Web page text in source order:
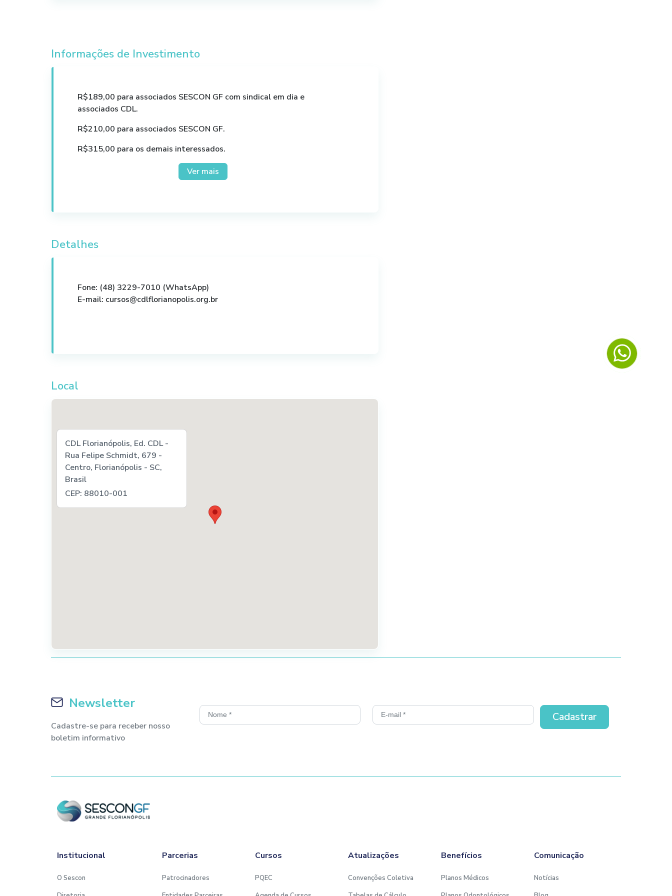
MBA em auditoria e Finanças;
Informações de Investimento
R$189,00 para associados SESCON GF com sindical em dia e
associados CDL.
R$210,00 para associados SESCON GF.
R$315,00 para os demais interessados.
Ver mais
Detalhes
Fone: (48) 3229-7010 (WhatsApp)
E-mail: cursos@cdlflorianopolis.org.br
Local
CDL Florianópolis, Ed. CDL -
Rua Felipe Schmidt, 679 -
Centro, Florianópolis - SC,
Brasil
CEP: 88010-001
Newsletter
Cadastre-se para receber nosso
boletim informativo
Institucional
O Sescon
Parcerias
Patrocinadores
Cursos
PQEC
Atualizações
Convenções Coletiva
Benefícios
Planos Médicos
Comunicação
Notícias